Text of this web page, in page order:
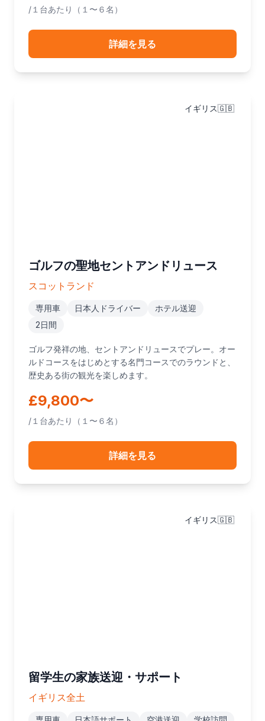
/１台あたり（１〜６名）
詳細を見る
イギリス🇬🇧
ゴルフの聖地セントアンドリュース
スコットランド
専用車 日本人ドライバー
ホテル送迎
2日間
ゴルフ発祥の地、セントアンドリュースでプレー。オー
ルドコースをはじめとする名門コースでのラウンドと、
歴史ある街の観光を楽しめます。
£9,800〜
/１台あたり（１〜６名）
詳細を見る
イギリス🇬🇧
留学生の家族送迎・サポート
イギリス全土